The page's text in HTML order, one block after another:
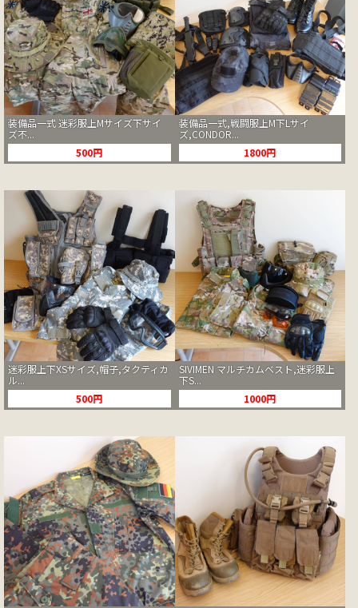
装備品一式 迷彩服上Mサイズ下サイ
ズ不...
500円
装備品一式,戦闘服上M下Lサイ
ズ,CONDOR...
1800円
迷彩服上下XSサイズ,帽子,タクティカ
ル...
500円
SIVIMEN マルチカムベスト,迷彩服上
下S...
1000円